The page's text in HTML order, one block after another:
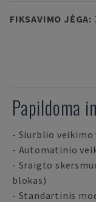
FIKSAVIMO JĖGA:
Papildoma
- Siurblio veikimo
- Automatinio
- Sraigto
blokas)
- Standartinis